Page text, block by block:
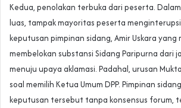
Kedua, penolakan terbuka dari peserta.
luas, tampak mayoritas peserta
keputusan pimpinan sidang, Amir Uskara yang
membelokan substansi Sidang Paripurna dari
menuju upaya aklamasi. Padahal, urusan
soal memilih Ketua Umum DPP. Pimpinan
keputusan tersebut tanpa konsensus forum,